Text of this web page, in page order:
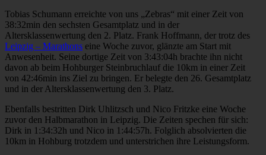
Tobias Schumann erreichte von uns „Zebras“ mit einer Zeit von
38:32min den sechsten Gesamtplatz und in der
Altersklassenwertung den 2. Platz. Frank Hoffmann, der trotz des
Leipzig – Marathons eine Woche zuvor, glänzte am Start mit
Anwesenheit. Seine dortige Zeit von 3:43:04h brachte ihn nicht
davon ab beim Hohburger Steinbruchlauf die 10km in einer Zeit
von 42:46min ins Ziel zu bringen. Er belegte den 26. Gesamtplatz
und in der Altersklassenwertung den 3. Platz.
Ebenfalls bestritten Dirk Uhlitzsch und Nico Fritzke eine Woche
zuvor den Halbmarathon in Leipzig. Die Zeiten spechen für sich:
Dirk in 1:34:32h und Nico in 1:44:57h. Folglich absolvierten die
10km in Hohburg trotzdem und unterstrichen ihre Leistungsform.